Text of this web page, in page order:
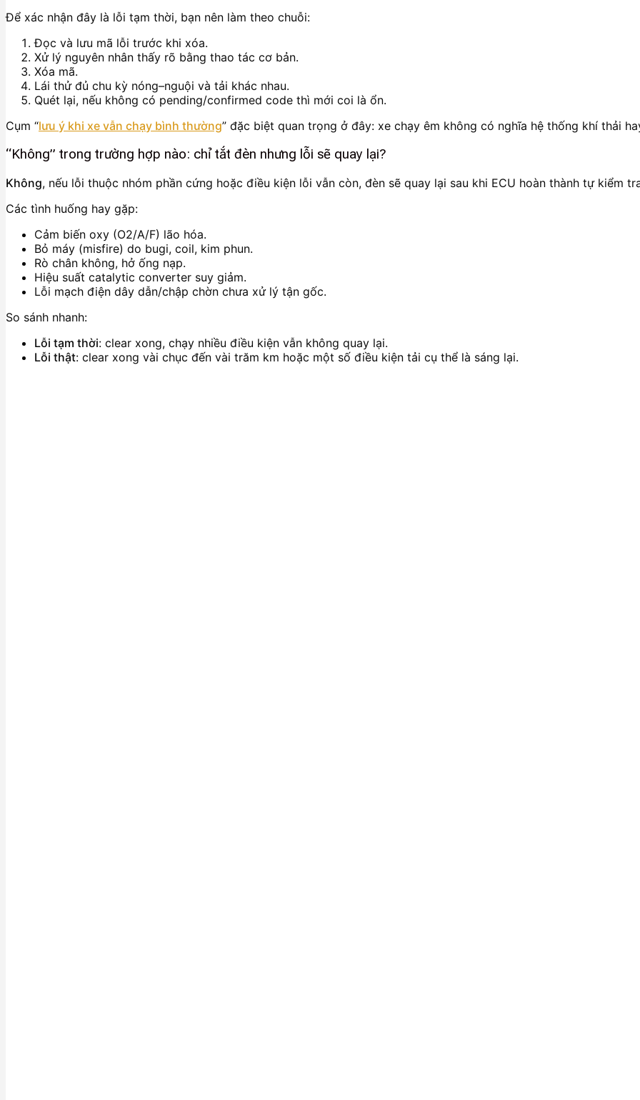
Để xác nhận đây là lỗi tạm thời, bạn nên làm theo chuỗi:
Đọc và lưu mã lỗi trước khi xóa.
Xử lý nguyên nhân thấy rõ bằng thao tác cơ bản.
Xóa mã.
Lái thử đủ chu kỳ nóng–nguội và tải khác nhau.
Quét lại, nếu không có pending/confirmed code thì mới coi là ổn.
Cụm “lưu ý khi xe vẫn chạy bình thường” đặc biệt quan trọng ở đây: xe chạy êm không có nghĩa hệ thống khí thải
“Không” trong trường hợp nào: chỉ tắt đèn nhưng lỗi sẽ quay lại?
Không, nếu lỗi thuộc nhóm phần cứng hoặc điều kiện lỗi vẫn còn, đèn sẽ quay lại sau khi ECU hoàn thành tự kiểm
Các tình huống hay gặp:
Cảm biến oxy (O2/A/F) lão hóa.
Bỏ máy (misfire) do bugi, coil, kim phun.
Rò chân không, hở ống nạp.
Hiệu suất catalytic converter suy giảm.
Lỗi mạch điện dây dẫn/chập chờn chưa xử lý tận gốc.
So sánh nhanh:
Lỗi tạm thời: clear xong, chạy nhiều điều kiện vẫn không quay lại.
Lỗi thật: clear xong vài chục đến vài trăm km hoặc một số điều kiện tải cụ thể là sáng lại.